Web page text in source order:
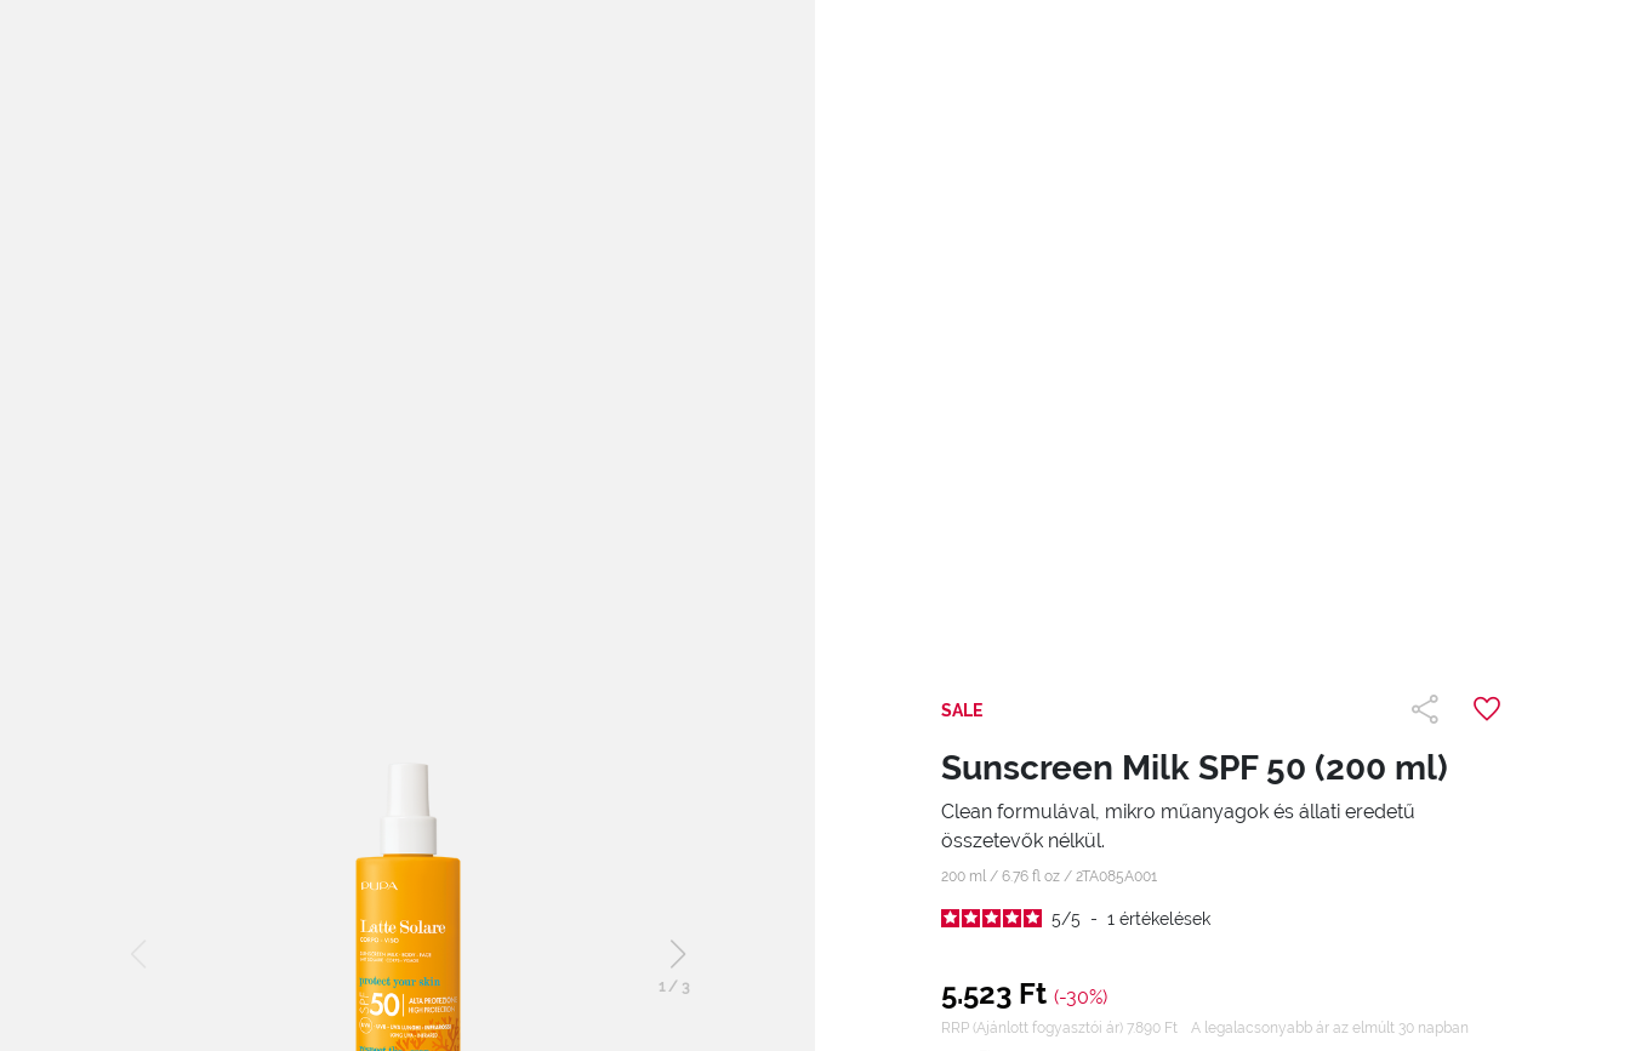
1/ 3
SALE
Sunscreen Milk SPF 50 (200 ml)
Clean formulával, mikro műanyagok és állati eredetű
összetevők nélkül.
200 ml / 6.76 fl oz / 2TA085A001
5/5 - 1 értékelések
5.523 Ft (-30%)
RRP (Ajánlott fogyasztói ár) 7.890 Ft
A legalacsonyabb ár az elmúlt 30 napban